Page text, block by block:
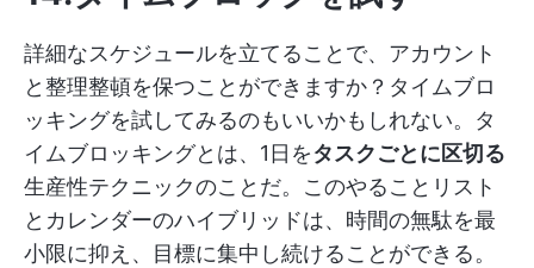
詳細なスケジュールを立てることで、アカウント
と整理整頓を保つことができますか？タイムブロ
ッキングを試してみるのもいいかもしれない。タ
イムブロッキングとは、1日をタスクごとに区切る
生産性テクニックのことだ。このやることリスト
とカレンダーのハイブリッドは、時間の無駄を最
小限に抑え、目標に集中し続けることができる。